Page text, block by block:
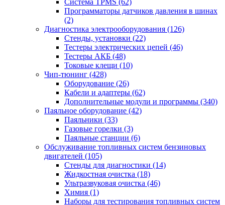
Система TPMS (62)
Программаторы датчиков давления в шинах
(2)
Диагностика электрооборудования (126)
Стенды, установки (22)
Тестеры электрических цепей (46)
Тестеры АКБ (48)
Токовые клещи (10)
Чип-тюнинг (428)
Оборудование (26)
Кабели и адаптеры (62)
Дополнительные модули и программы (340)
Паяльное оборудование (42)
Паяльники (33)
Газовые горелки (3)
Паяльные станции (6)
Обслуживание топливных систем бензиновых
двигателей (105)
Стенды для диагностики (14)
Жидкостная очистка (18)
Ультразвуковая очистка (46)
Химия (1)
Наборы для тестирования топливных систем